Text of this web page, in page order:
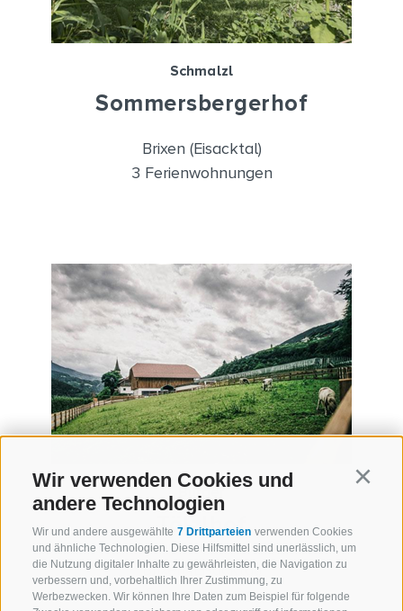
Wir verwenden Cookies und
andere Technologien
Wir und andere ausgewählte 7 Drittparteien verwenden Cookies
und ähnliche Technologien. Diese Hilfsmittel sind unerlässlich, um
die Nutzung digitaler Inhalte zu gewährleisten, die Navigation zu
verbessern und, vorbehaltlich Ihrer Zustimmung, zu
Werbezwecken. Wir können Ihre Daten zum Beispiel für folgende
Schmalzl
Sommersbergerhof
Brixen (Eisacktal)
3 Ferienwohnungen
Burger
Tölzlhof
Brixen (Eisacktal)
2 Ferienwohnungen